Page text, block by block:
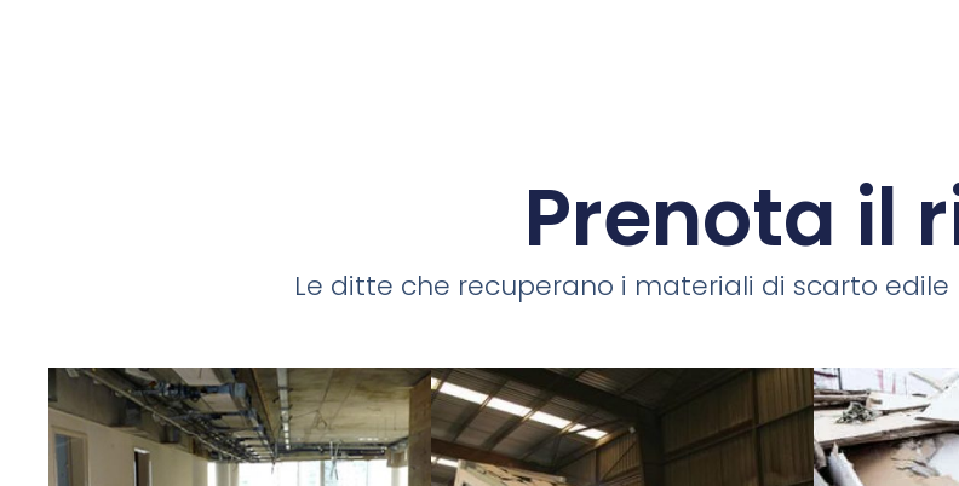
Prenota il
Le ditte che recuperano i materiali di scarto edile